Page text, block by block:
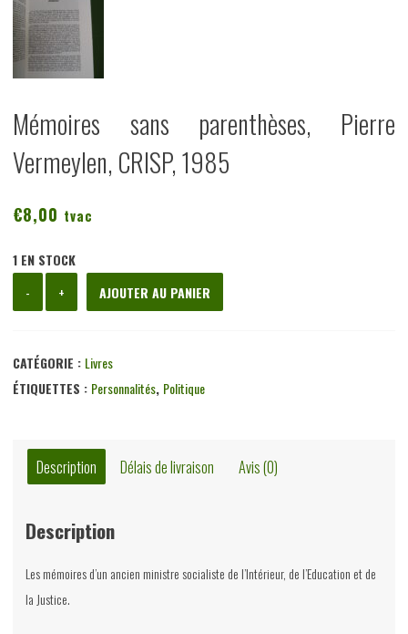
Mémoires sans parenthèses, Pierre
Vermeylen, CRISP, 1985
€8,00 tvac
1 EN STOCK
-
de
sans
parenthèses,
CRISP,
1985
+ AJOUTER AU PANIER
CATÉGORIE : Livres
ÉTIQUETTES : Personnalités, Politique
Description Délais de livraison Avis (0)
Description
Les mémoires d’un ancien ministre socialiste de l’Intérieur, de l’Education et de
la Justice.